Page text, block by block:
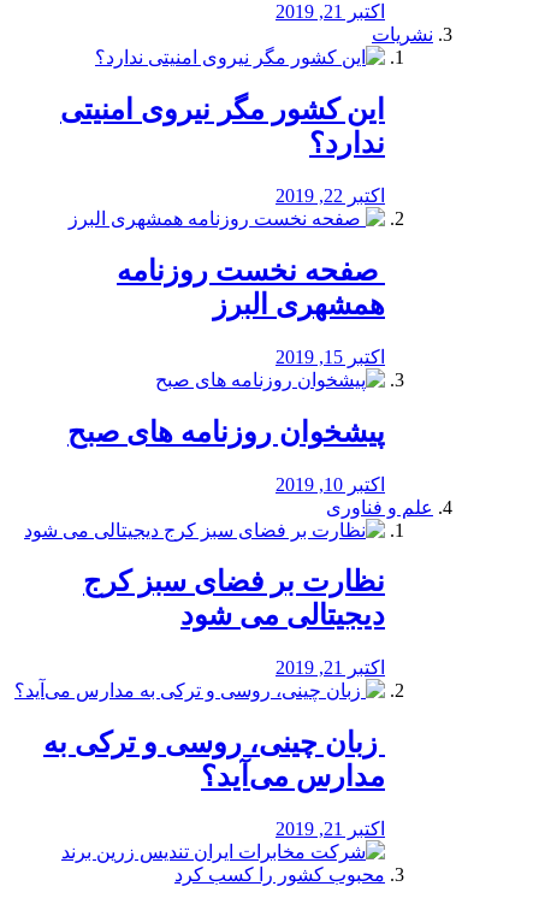
اکتبر 21, 2019
نشریات
این کشور مگر نیروی امنیتی
ندارد؟
اکتبر 22, 2019
️ صفحه نخست روزنامه‌
همشهری البرز
اکتبر 15, 2019
پیشخوان روزنامه های صبح
اکتبر 10, 2019
علم و فناوری
نظارت بر فضای سبز کرج
دیجیتالی می شود
اکتبر 21, 2019
️ زبان چینی، روسی و ترکی به
مدارس می‌آید؟
اکتبر 21, 2019